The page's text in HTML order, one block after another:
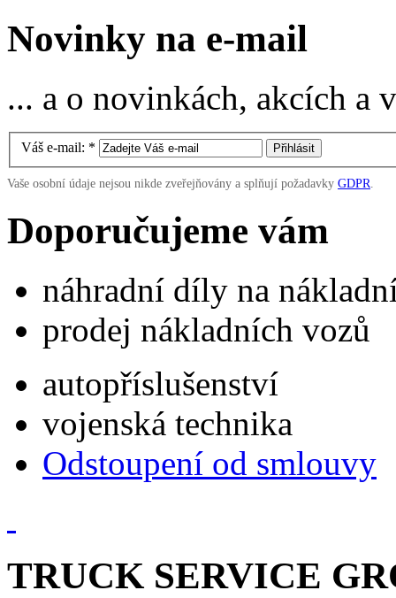
Novinky na e-mail
... a o novinkách, akcích
Váš e-mail: *
Vaše osobní údaje nejsou nikde zveřejňovány a splňují požadavky GDPR
Doporučujeme vám
náhradní díly na
prodej nákladních vozů
autopříslušenství
vojenská technika
Odstoupení od smlouvy
TRUCK SERVICE